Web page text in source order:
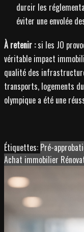
durcir les
éviter une envolée
À retenir :si les JO
véritable impact
qualité des
transports, logements
olympique a été une
Étiquettes: Pré-
Achat immobilier